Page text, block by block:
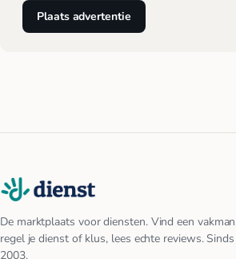
Plaats advertentie
De marktplaats voor diensten. Vind een
regel je dienst of klus, lees echte reviews. Sinds
2003.